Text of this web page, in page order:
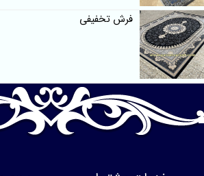
فرش تخفیفی